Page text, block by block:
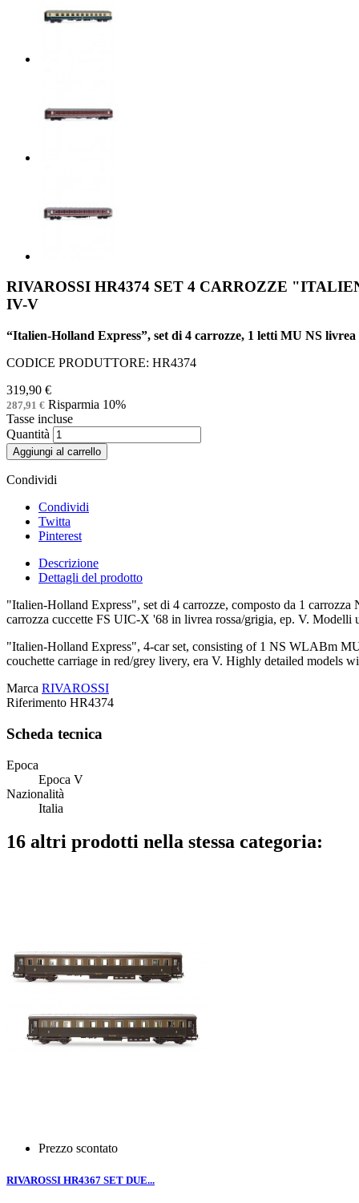
RIVAROSSI HR4374 SET 4 CARROZZE
IV-V
“Italien-Holland Express”, set di 4 carrozze, 1 letti MU NS
CODICE PRODUTTORE: HR4374
319,90 €
287,91 € Risparmia 10%
Tasse incluse
Quantità
Aggiungi al carrello
Condividi
Condividi
Twitta
Pinterest
Descrizione
Dettagli del prodotto
"Italien-Holland Express", set di 4 carrozze, composto da 1
carrozza cuccette FS UIC-X '68 in livrea rossa/grigia, ep. V.
"Italien-Holland Express", 4-car set, consisting of 1 NS WLABm
couchette carriage in red/grey livery, era V. Highly detailed models
Marca RIVAROSSI
Riferimento HR4374
Scheda tecnica
Epoca
Epoca V
Nazionalità
Italia
16 altri prodotti nella stessa categoria:
Prezzo scontato
RIVAROSSI HR4367 SET DUE...